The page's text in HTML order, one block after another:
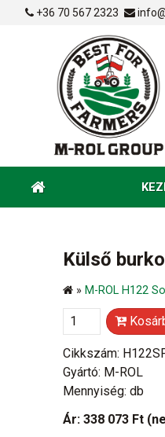
+36 70 567 2323
Külső
» M-ROL H122
Cikkszám:
Gyártó: M-ROL
Mennyiség: db
Ár: 338 073 Ft